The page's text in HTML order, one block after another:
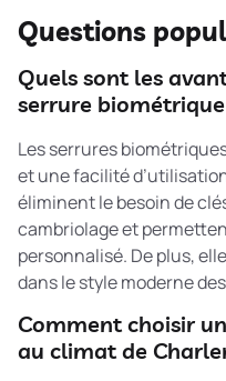
Questions
Quels sont les
serrure
Les serrures
et une facilité
éliminent le besoin de
cambriolage et
personnalisé. De plus,
dans le style moderne
Comment choisir
au climat de